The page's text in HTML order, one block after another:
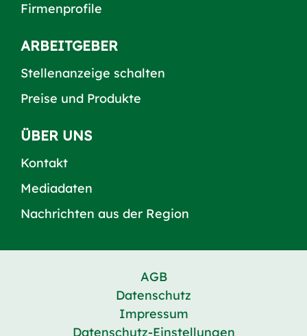
Firmenprofile
ARBEITGEBER
Stellenanzeige schalten
Preise und Produkte
ÜBER UNS
Kontakt
Mediadaten
Nachrichten aus der Region
AGB
Datenschutz
Impressum
Datenschutz-Einstellungen